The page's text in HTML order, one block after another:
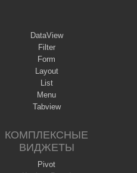
DataView
Filter
Form
Layout
List
Menu
Tabview
КОМПЛЕКСНЫЕ
ВИДЖЕТЫ
Pivot